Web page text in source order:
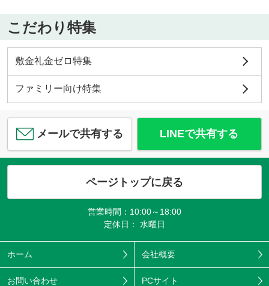
こだわり特集
敷金礼金ゼロ特集
ファミリー向け特集
メールで共有する LINEで共有する
ページトップに戻る
営業時間：10:00～18:00
定休日： 水曜日
ホーム 会社概要
お問い合わせ PCサイト